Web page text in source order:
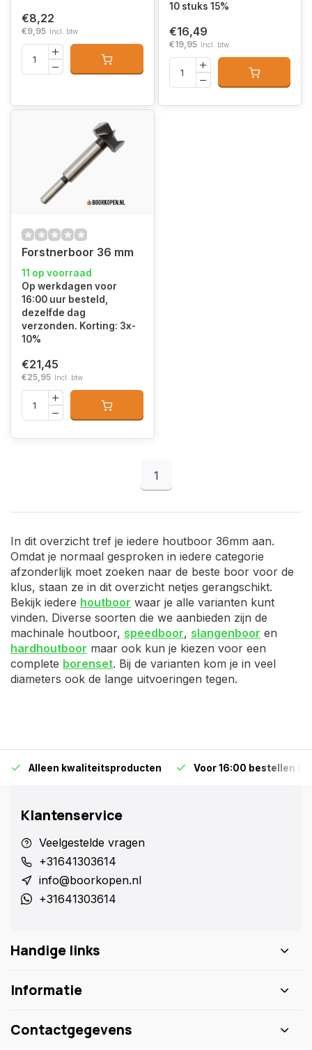
€8,22
€9,95 Incl. btw
10 stuks 15%
€16,49
€19,95 Incl. btw
Forstnerboor 36 mm
11 op voorraad
Op werkdagen voor
16:00 uur besteld,
dezelfde dag
verzonden. Korting: 3x-
10%
€21,45
€25,95 Incl. btw
1
In dit overzicht tref je iedere houtboor 36mm aan.
Omdat je normaal gesproken in iedere categorie
afzonderlijk moet zoeken naar de beste boor voor de
klus, staan ze in dit overzicht netjes gerangschikt.
Bekijk iedere houtboor waar je alle varianten kunt
vinden. Diverse soorten die we aanbieden zijn de
machinale houtboor, speedboor, slangenboor en
hardhoutboor maar ook kun je kiezen voor een
complete borenset. Bij de varianten kom je in veel
diameters ook de lange uitvoeringen tegen.
Alleen kwaliteitsproducten Voor 16:00 bestellen is
Klantenservice
Veelgestelde vragen
+31641303614
info@boorkopen.nl
+31641303614
Handige links
Informatie
Contactgegevens